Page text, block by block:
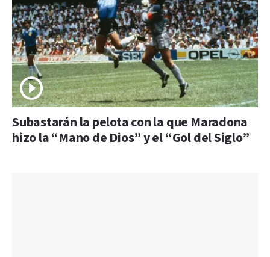
Subastarán la pelota con la que Maradona
hizo la “Mano de Dios” y el “Gol del Siglo”